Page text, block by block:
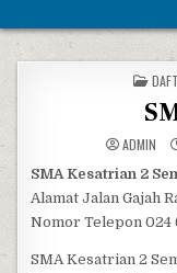
ADMIN
SMA Kesatrian 2
Alamat Jalan Gajah
Nomor Telepon 024
SMA Kesatrian 2